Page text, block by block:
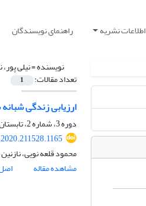
اطلاعات نشریه راهنمای نویسندگان
نویسنده =نیلی پور،
تعداد مقالات: 1
ارزیابی زندگی
دوره 3، شماره 2، تابستان 1399، صفحه
محمود قلعه نویی،
مشاهده مقاله